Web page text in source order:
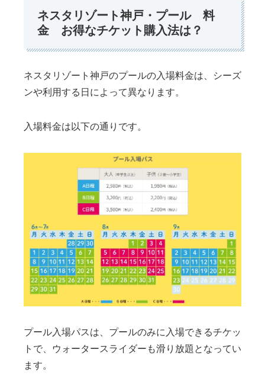
ネスタリゾート神戸・プール 料
金 お得なチケット購入法は？
ネスタリゾート神戸のプールの入場料金は、シーズ
ンや利用する日によって異なります。
入場料金は以下の通りです。
プール入場パスは、プールのみに入場できるチケッ
トで、ウォータースライダーも滑り放題となってい
ます。